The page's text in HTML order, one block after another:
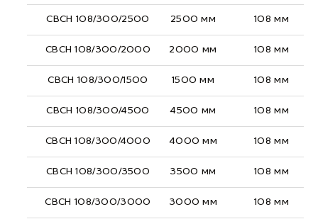
СВСН 108/300/2500 2500 мм 108 мм
СВСН 108/300/2000 2000 мм 108 мм
СВСН 108/300/1500 1500 мм 108 мм
СВСН 108/300/4500 4500 мм 108 мм
СВСН 108/300/4000 4000 мм 108 мм
СВСН 108/300/3500 3500 мм 108 мм
СВСН 108/300/3000 3000 мм 108 мм